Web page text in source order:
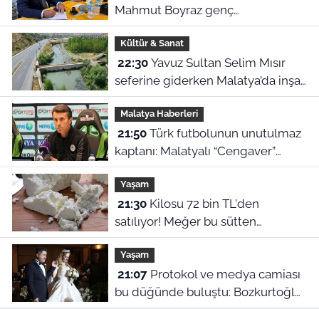
Mahmut Boyraz genç
girişimcilerle buluştu
Kültür & Sanat
22:30Yavuz Sultan Selim Mısır
seferine giderken Malatya’da inşa
edildi: Peki, buranın ismi neden
“Nadir?”
Malatya Haberleri
21:50Türk futbolunun unutulmaz
kaptanı: Malatyalı “Cengaver”
Bülent Korkmaz’ın ilham veren
hikayesi
Yaşam
21:30Kilosu 72 bin TL'den
satılıyor! Meğer bu sütten
yapılıyormuş
Yaşam
21:07Protokol ve medya camiası
bu düğünde buluştu: Bozkurtoğlu